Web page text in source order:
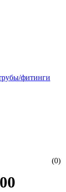
фитинги
(0)